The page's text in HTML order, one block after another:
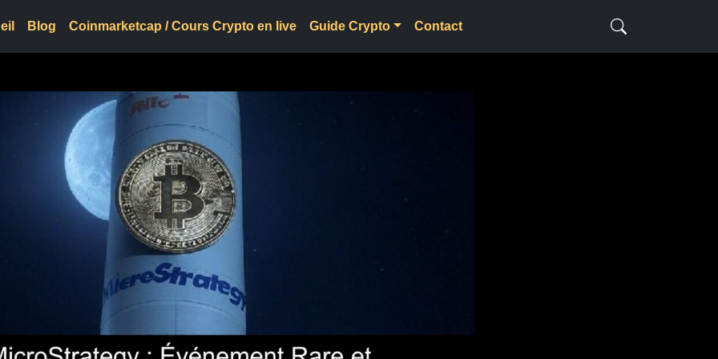
Blog Coinmarketcap / Cours Crypto en live Guide Crypto Contact